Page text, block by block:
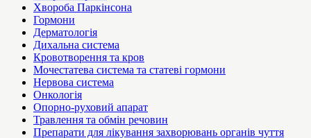
Хвороба Паркінсона
Гормони
Дерматологія
Дихальна система
Кровотворення та кров
Мочестатева система та статеві гормони
Нервова система
Онкологія
Опорно-руховий апарат
Травлення та обмін речовин
Препарати для лікування захворювань органів чуття